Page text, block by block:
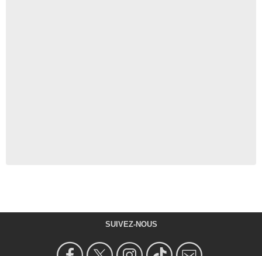
SUIVEZ-NOUS